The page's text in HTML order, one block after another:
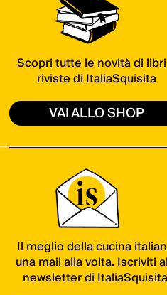
Scopri tutte le novità di
riviste di ItaliaSquisita
VAI ALLO SHOP
Il meglio della cucina
una mail alla volta. Iscriviti
newsletter di